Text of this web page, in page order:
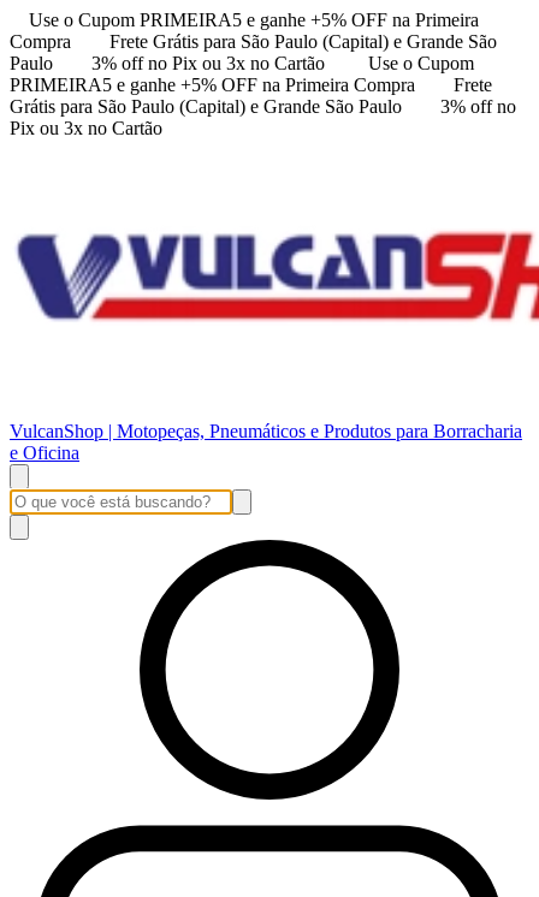
Use o Cupom PRIMEIRA5 e ganhe +5% OFF na Primeira
Compra
Frete Grátis para São Paulo (Capital) e Grande São
Paulo
3% off no Pix ou 3x no Cartão
Use o Cupom
PRIMEIRA5 e ganhe +5% OFF na Primeira Compra
Frete
Grátis para São Paulo (Capital) e Grande São Paulo
3% off no
Pix ou 3x no Cartão
VulcanShop | Motopeças, Pneumáticos e Produtos para Borracharia
e Oficina